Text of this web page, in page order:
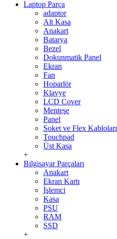
Laptop Parça
adaptor
Alt Kasa
Anakart
Batarya
Bezel
Dokunmatik Panel
Ekran
Fan
Hoparlör
Klavye
LCD Cover
Menteşe
Panel
Soket ve Flex Kabloları
Touchpad
Üst Kasa
+
Bilgisayar Parçaları
Anakart
Ekran Kartı
İşlemci
Kasa
PSU
RAM
SSD
+